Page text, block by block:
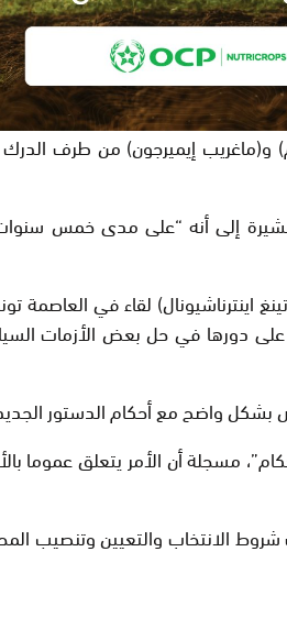
إيميرجون) من طرف الدرك
إلى أنه “على مدى خمس
اينترناشيونال) لقاء في العاصمة
دورها في حل بعض الأزمات
بشكل واضح مع أحكام الدستور
مسجلة أن الأمر يتعلق عموما
الانتخاب والتعيين وتنصيب